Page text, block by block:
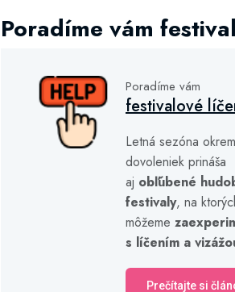
Poradíme vám
Poradíme vám
festivalové
Letná sezóna okrem
dovoleniek prináša
aj obľúbené
festivaly, na
môžeme
s líčením a
Prečítajte si